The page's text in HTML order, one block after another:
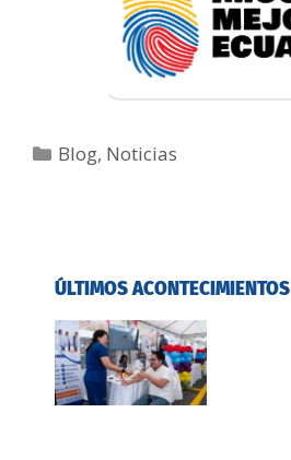
Blog, Noticias
ÚLTIMOS ACONTECIMIENTOS